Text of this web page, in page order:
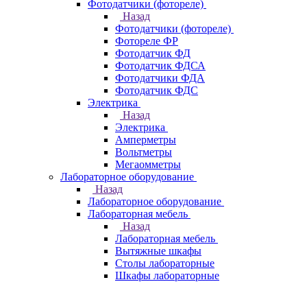
Фотодатчики (фотореле)
Назад
Фотодатчики (фотореле)
Фотореле ФР
Фотодатчик ФД
Фотодатчик ФДСА
Фотодатчики ФДА
Фотодатчик ФДС
Электрика
Назад
Электрика
Амперметры
Вольтметры
Мегаомметры
Лабораторное оборудование
Назад
Лабораторное оборудование
Лабораторная мебель
Назад
Лабораторная мебель
Вытяжные шкафы
Столы лабораторные
Шкафы лабораторные